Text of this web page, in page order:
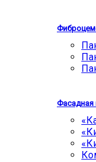
Фасадная